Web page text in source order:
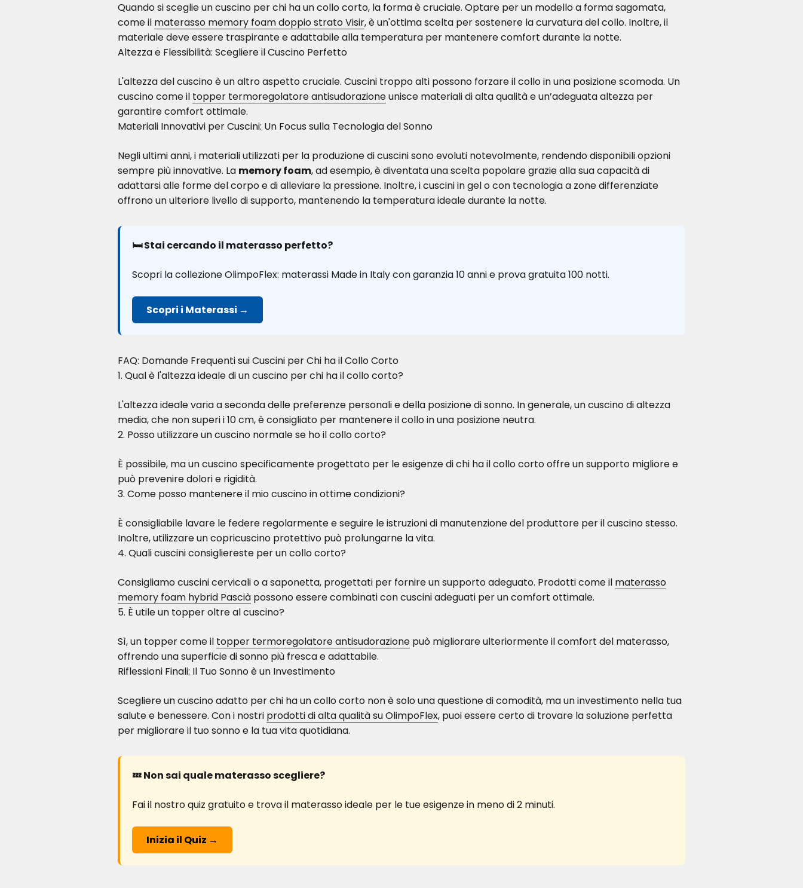
Quando si sceglie un cuscino per chi ha un collo corto, la forma è cruciale. Optare per un modello a forma sagomata,
come il materasso memory foam doppio strato Visir, è un'ottima scelta per sostenere la curvatura del collo. Inoltre, il
materiale deve essere traspirante e adattabile alla temperatura per mantenere comfort durante la notte.
Altezza e Flessibilità: Scegliere il Cuscino Perfetto
L'altezza del cuscino è un altro aspetto cruciale. Cuscini troppo alti possono forzare il collo in una posizione scomoda. Un
cuscino come il topper termoregolatore antisudorazioneunisce materiali di alta qualità e un’adeguata altezza per
garantire comfort ottimale.
Materiali Innovativi per Cuscini: Un Focus sulla Tecnologia del Sonno
Negli ultimi anni, i materiali utilizzati per la produzione di cuscini sono evoluti notevolmente, rendendo disponibili opzioni
sempre più innovative. La memory foam, ad esempio, è diventata una scelta popolare grazie alla sua capacità di
adattarsi alle forme del corpo e di alleviare la pressione. Inoltre, i cuscini in gel o con tecnologia a zone differenziate
offrono un ulteriore livello di supporto, mantenendo la temperatura ideale durante la notte.
🛏️ Stai cercando il materasso perfetto?
Scopri la collezione OlimpoFlex: materassi Made in Italy con garanzia 10 anni e prova gratuita 100 notti.
Scopri i Materassi →
FAQ: Domande Frequenti sui Cuscini per Chi ha il Collo Corto
1. Qual è l'altezza ideale di un cuscino per chi ha il collo corto?
L'altezza ideale varia a seconda delle preferenze personali e della posizione di sonno. In generale, un cuscino di altezza
media, che non superi i 10 cm, è consigliato per mantenere il collo in una posizione neutra.
2. Posso utilizzare un cuscino normale se ho il collo corto?
È possibile, ma un cuscino specificamente progettato per le esigenze di chi ha il collo corto offre un supporto migliore e
può prevenire dolori e rigidità.
3. Come posso mantenere il mio cuscino in ottime condizioni?
È consigliabile lavare le federe regolarmente e seguire le istruzioni di manutenzione del produttore per il cuscino stesso.
Inoltre, utilizzare un copricuscino protettivo può prolungarne la vita.
4. Quali cuscini consigliereste per un collo corto?
Consigliamo cuscini cervicali o a saponetta, progettati per fornire un supporto adeguato. Prodotti come il materasso
memory foam hybrid Pascià possono essere combinati con cuscini adeguati per un comfort ottimale.
5. È utile un topper oltre al cuscino?
Sì, un topper come il topper termoregolatore antisudorazione può migliorare ulteriormente il comfort del materasso,
offrendo una superficie di sonno più fresca e adattabile.
Riflessioni Finali: Il Tuo Sonno è un Investimento
Scegliere un cuscino adatto per chi ha un collo corto non è solo una questione di comodità, ma un investimento nella tua
salute e benessere. Con i nostri prodotti di alta qualità su OlimpoFlex, puoi essere certo di trovare la soluzione perfetta
per migliorare il tuo sonno e la tua vita quotidiana.
💤 Non sai quale materasso scegliere?
Fai il nostro quiz gratuito e trova il materasso ideale per le tue esigenze in meno di 2 minuti.
Inizia il Quiz →